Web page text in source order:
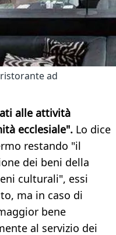
ad
alle attività
ecclesiale". Lo dice
restando "il
dei beni della
culturali", essi
ma in caso di
bene
al servizio dei